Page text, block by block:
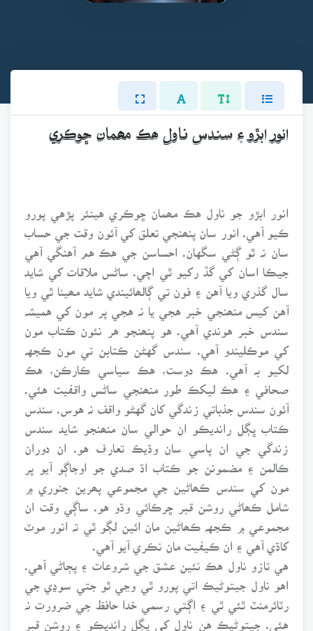
انور ابڙو ۽ سندس ناول ھڪ مھمان ڇوڪري
انور ابڙو جو ناول هڪ مھمان ڇوڪري هينئر پڙهي پورو
ڪيو آهي. انور سان پنھنجي تعلق کي آئون وقت جي حساب
سان نہ ٿو ڳڻي سگهان. احساسن جي هڪ هم آهنگي آهي
جيڪا اسان کي گڏ رکيو ٿي اچي. ساڻس ملاقات کي شايد
سال گذري ويا آهن ۽ فون تي ڳالھائيندي شايد مھينا ٿي ويا
آهن کيس منھنجي خبر هجي يا نہ هجي پر مون کي هميشہ
سندس خبر هوندي آهي. هو پنھنجو هر نئون ڪتاب مون
کي موڪليندو آهي. سندس گهڻن ڪتابن تي مون ڪجهہ
لکيو بہ آهي. هڪ دوست، هڪ سياسي ڪارڪن، هڪ
صحافي ۽ هڪ ليکڪ طور منھنجي ساڻس واقفيت هئي.
آئون سندس جذباتي زندگي کان گهڻو واقف نہ هوس. سندس
ڪتاب ڀڳل رانديڪو ان حوالي سان منھنجو شايد سندس
زندگي جي ان پاسي سان وڌيڪ تعارف هو. ان دوران
ڪالمن ۽ مضمونن جو ڪتاب اڌ صدي جو اوجاڳو آيو پر
مون کي سندس ڪھاڻين جي مجموعي پھرين جنوري ۾
شامل ڪھاڻي روشن قبر ڇرڪائي وڌو هو. ساڳي وقت ان
مجموعي ۾ ڪجهہ ڪھاڻين مان ائين لڳو ٿي تہ انور موٽ
کاڌي آهي ۽ ان ڪيفيت مان نڪري آيو آهي.
هي تازو ناول هڪ نئين عشق جي شروعات ۽ پڄاڻي آهي.
اهو ناول جيتوڻيڪ اتي پورو ٿي وڃي ٿو جتي سوڍي جي
رٽائرمنٽ ٿئي ٿي ۽ اڳتي رسمي خدا حافظ جي ضرورت نہ
هئي. جيتوڻيڪ هن ناول کي ڀڳل رانديڪو ۽ روشن قبر